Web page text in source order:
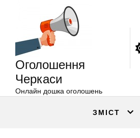
Оголошення
Черкаси
Онлайн дошка оголошень
ЗМІСТ